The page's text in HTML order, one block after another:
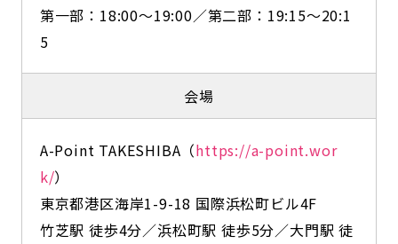
第一部：18:00～19:00／第二部：19:15～20:1
5
会場
A-Point TAKESHIBA（https://a-point.wor
k/）
東京都港区海岸1-9-18 国際浜松町ビル4F
竹芝駅 徒歩4分／浜松町駅 徒歩5分／大門駅 徒